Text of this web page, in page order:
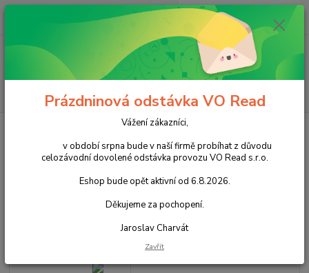
Po - Pá 8 - 14h
ks
za 0,00 Kč
Čokoládové cukrovinky
Roshen - Sweets Flaksi Cocoa / 54ks 500g
Roshen - Sweets Flaksi Cocoa /
54ks 500g
Prázdninová odstávka VO Read
Vážení zákazníci,
v období srpna bude v naší firmě probíhat z důvodu
celozávodní dovolené odstávka provozu VO Read s.r.o.
Eshop bude opět aktivní od 6.8.2026.
Děkujeme za pochopení.
Jaroslav Charvát
Zavřít